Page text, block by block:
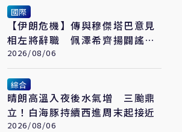
國際
【伊朗危機】傳與穆傑塔巴意見
相左將辭職 佩澤希齊揚闢謠堅
稱會繼續總統職務
2026/08/06
綜合
晴朗高溫入夜後水氣增 三颱鼎
立！白海豚持續西進周末起接近
2026/08/06